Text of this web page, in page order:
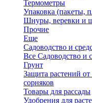
Термометры
Упаковка (пакеты,
Шнуры, веревки и
Прочие
Еще
Садоводство и
Все Садоводство и
Грунт
Защита растений
сорняков
Товары для рассады
Удобрения для